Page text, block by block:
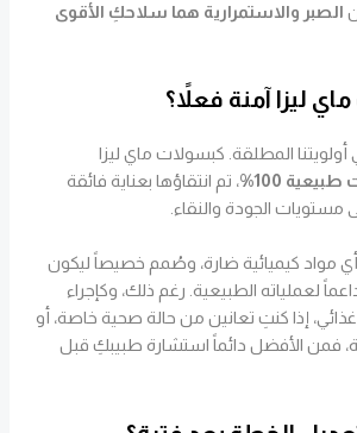
الصبر والاستمرارية هما سلاحكِ الأقوى
ليزا آمنة فعلاً؟
أولويتنا المطلقة. كبسولات ماي ليزا
100%
، تم انتقاؤها بعناية فائقة
مستويات الجودة والنقاء.
أي مواد كيميائية ضارة، وصُمم خصيصاً ليكون
لعملياته الطبيعية. رغم ذلك، وكإجراء
إذا كنتِ تعانين من حالة صحية خاصة، أو
فمن الأفضل دائماً استشارة طبيبكِ قبل